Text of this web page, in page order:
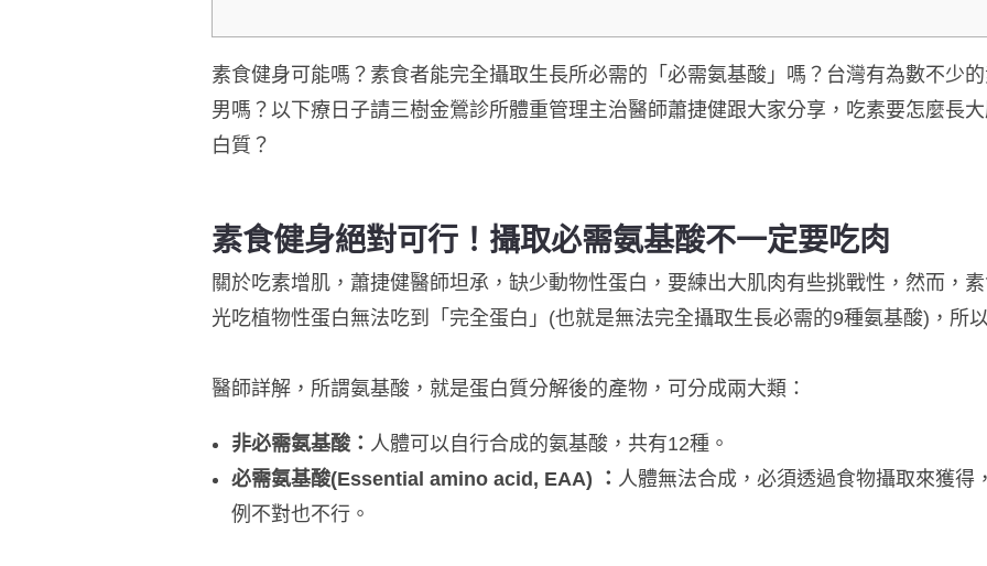
素食健身可能嗎？素食者能完全攝取生長所必需的「必需氨基酸」嗎？台灣有為數不少
男嗎？以下療日子請三樹金鶯診所體重管理主治醫師蕭捷健跟大家分享，吃素要怎麼長
白質？
素食健身絕對可行！攝取必需氨基酸不一定要吃肉
關於吃素增肌，蕭捷健醫師坦承，缺少動物性蛋白，要練出大肌肉有些挑戰性，然而，
光吃植物性蛋白無法吃到「完全蛋白」(也就是無法完全攝取生長必需的9種氨基酸)，所
醫師詳解，所謂氨基酸，就是蛋白質分解後的產物，可分成兩大類：
非必需氨基酸： 人體可以自行合成的氨基酸，共有12種。
必需氨基酸(Essential amino acid, EAA) ： 人體無法合成，必須透過食物攝取來獲得
例不對也不行。